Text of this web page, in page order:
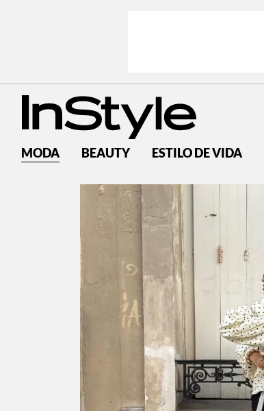
MODA BEAUTY ESTILO DE VIDA